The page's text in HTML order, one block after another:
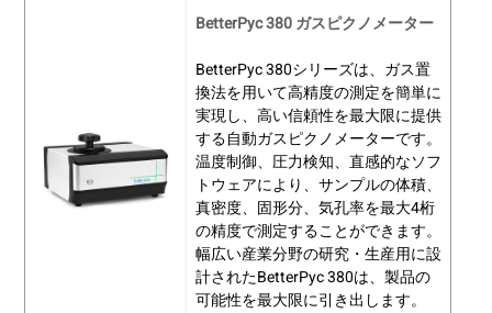
BetterPyc 380 ガスピクノメーター
BetterPyc 380シリーズは、ガス置
換法を用いて高精度の測定を簡単に
実現し、高い信頼性を最大限に提供
する自動ガスピクノメーターです。
温度制御、圧力検知、直感的なソフ
トウェアにより、サンプルの体積、
真密度、固形分、気孔率を最大4桁
の精度で測定することができます。
幅広い産業分野の研究・生産用に設
計されたBetterPyc 380は、製品の
可能性を最大限に引き出します。